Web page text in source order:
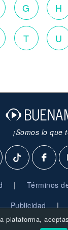
G H
T U
¡Somos lo que
| Términos
Publicidad |
plataforma,